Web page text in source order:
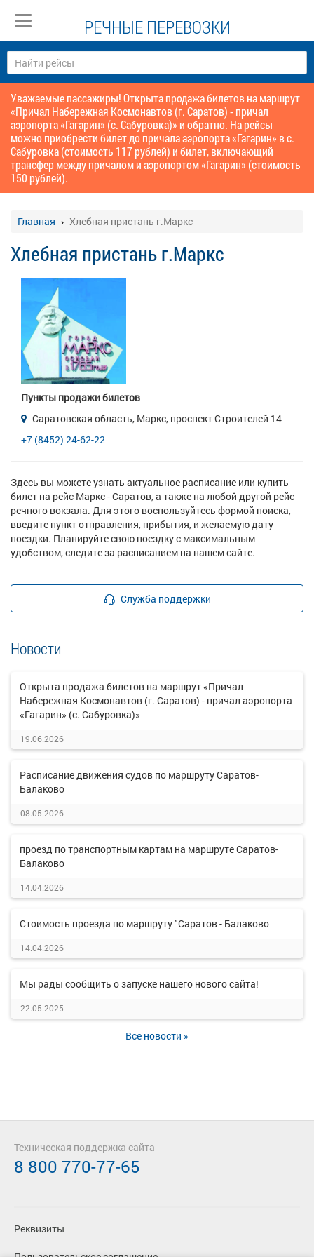
РЕЧНЫЕ ПЕРЕВОЗКИ
Уважаемые пассажиры! Открыта продажа билетов на маршрут
«Причал Набережная Космонавтов (г. Саратов) - причал
аэропорта «Гагарин» (с. Сабуровка)» и обратно. На рейсы
можно приобрести билет до причала аэропорта «Гагарин» в с.
Сабуровка (стоимость 117 рублей) и билет, включающий
трансфер между причалом и аэропортом «Гагарин» (стоимость
150 рублей).
Главная Хлебная пристань г.Маркс
Хлебная пристань г.Маркс
Пункты продажи билетов
Саратовская область, Маркс, проспект Строителей 14
+7 (8452) 24-62-22
Здесь вы можете узнать актуальное расписание или купить
билет на рейс Маркс - Саратов, а также на любой другой рейс
речного вокзала. Для этого воспользуйтесь формой поиска,
введите пункт отправления, прибытия, и желаемую дату
поездки. Планируйте свою поездку с максимальным
удобством, следите за расписанием на нашем сайте.
Служба поддержки
Новости
Открыта продажа билетов на маршрут «Причал
Набережная Космонавтов (г. Саратов) - причал аэропорта
«Гагарин» (с. Сабуровка)»
19.06.2026
Расписание движения судов по маршруту Саратов-
Балаково
08.05.2026
проезд по транспортным картам на маршруте Саратов-
Балаково
14.04.2026
Стоимость проезда по маршруту "Саратов - Балаково
14.04.2026
Мы рады сообщить о запуске нашего нового сайта!
22.05.2025
Все новости »
Реквизиты
Техническая поддержка сайта
8 800 770-77-65